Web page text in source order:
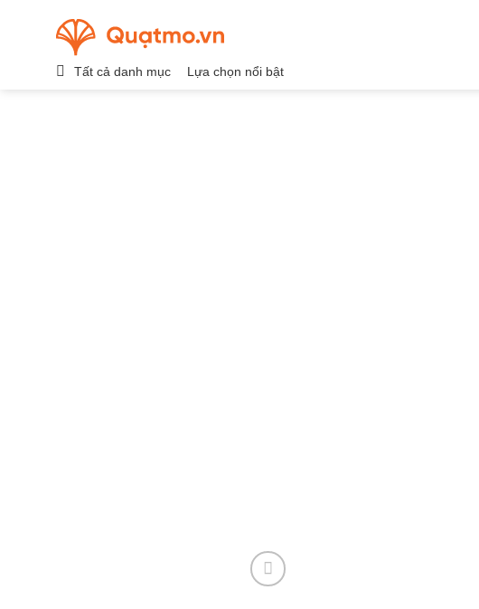
Tất cả danh mục Lựa chọn nổi bật